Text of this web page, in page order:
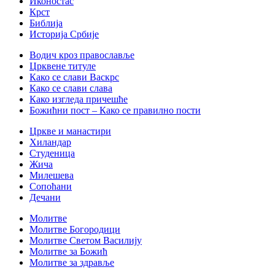
Крст
Библија
Историја Србије
Водич кроз православље
Црквене титуле
Како се слави Васкрс
Како се слави слава
Како изгледа причешће
Божићни пост – Како се правилно пости
Цркве и манастири
Хиландар
Студеница
Жича
Милешева
Сопоћани
Дечани
Молитве
Молитве Богородици
Молитве Светом Василију
Молитве за Божић
Молитве за здравље